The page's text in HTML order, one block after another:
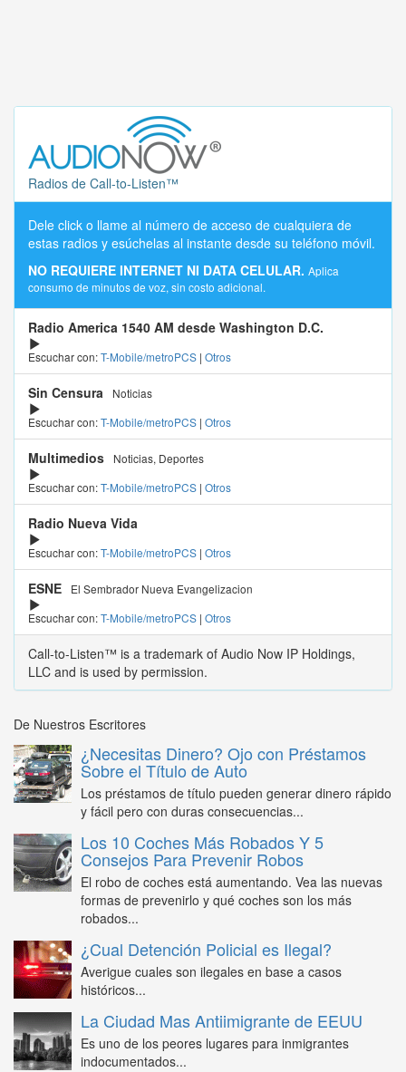
Radios de Call-to-Listen™
Dele click o llame al número de acceso de cualquiera de
estas radios y esúchelas al instante desde su teléfono móvil.
NO REQUIERE INTERNET NI DATA CELULAR. Aplica
consumo de minutos de voz, sin costo adicional.
Radio America 1540 AM desde Washington D.C.
Escuchar con:T-Mobile/metroPCS | Otros
Sin Censura
Noticias
Escuchar con:T-Mobile/metroPCS | Otros
Multimedios
Noticias, Deportes
Escuchar con:T-Mobile/metroPCS | Otros
Radio Nueva Vida
Escuchar con:T-Mobile/metroPCS | Otros
ESNE
El Sembrador Nueva Evangelizacion
Escuchar con:T-Mobile/metroPCS | Otros
Call-to-Listen™ is a trademark of Audio Now IP Holdings,
LLC and is used by permission.
De Nuestros Escritores
¿Necesitas Dinero? Ojo con Préstamos
Sobre el Título de Auto
Los préstamos de título pueden generar dinero rápido
y fácil pero con duras consecuencias...
Los 10 Coches Más Robados Y 5
Consejos Para Prevenir Robos
El robo de coches está aumentando. Vea las nuevas
formas de prevenirlo y qué coches son los más
robados...
¿Cual Detención Policial es Ilegal?
Averigue cuales son ilegales en base a casos
históricos...
La Ciudad Mas Antiimigrante de EEUU
Es uno de los peores lugares para inmigrantes
indocumentados...